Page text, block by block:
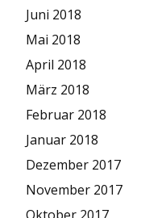
Juni 2018
Mai 2018
April 2018
März 2018
Februar 2018
Januar 2018
Dezember 2017
November 2017